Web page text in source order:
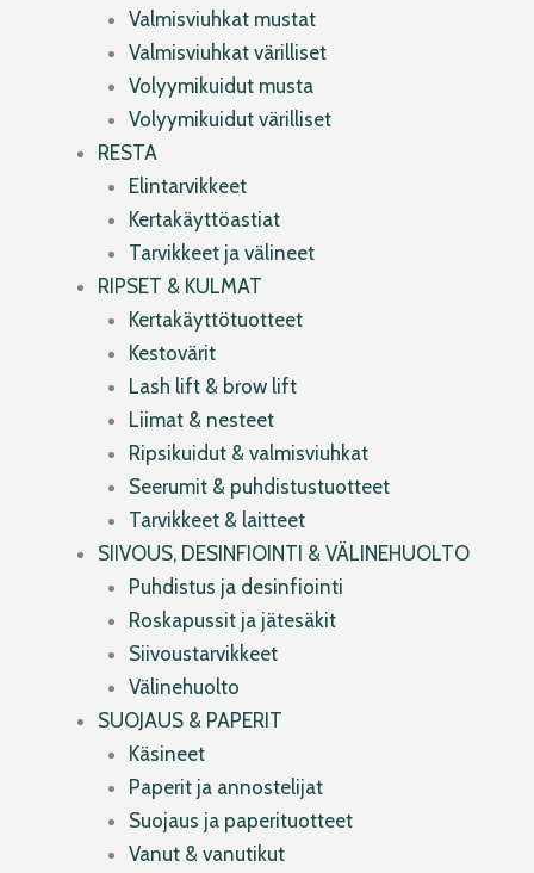
Valmisviuhkat mustat
Valmisviuhkat värilliset
Volyymikuidut musta
Volyymikuidut värilliset
RESTA
Elintarvikkeet
Kertakäyttöastiat
Tarvikkeet ja välineet
RIPSET & KULMAT
Kertakäyttötuotteet
Kestovärit
Lash lift & brow lift
Liimat & nesteet
Ripsikuidut & valmisviuhkat
Seerumit & puhdistustuotteet
Tarvikkeet & laitteet
SIIVOUS, DESINFIOINTI & VÄLINEHUOLTO
Puhdistus ja desinfiointi
Roskapussit ja jätesäkit
Siivoustarvikkeet
Välinehuolto
SUOJAUS & PAPERIT
Käsineet
Paperit ja annostelijat
Suojaus ja paperituotteet
Vanut & vanutikut